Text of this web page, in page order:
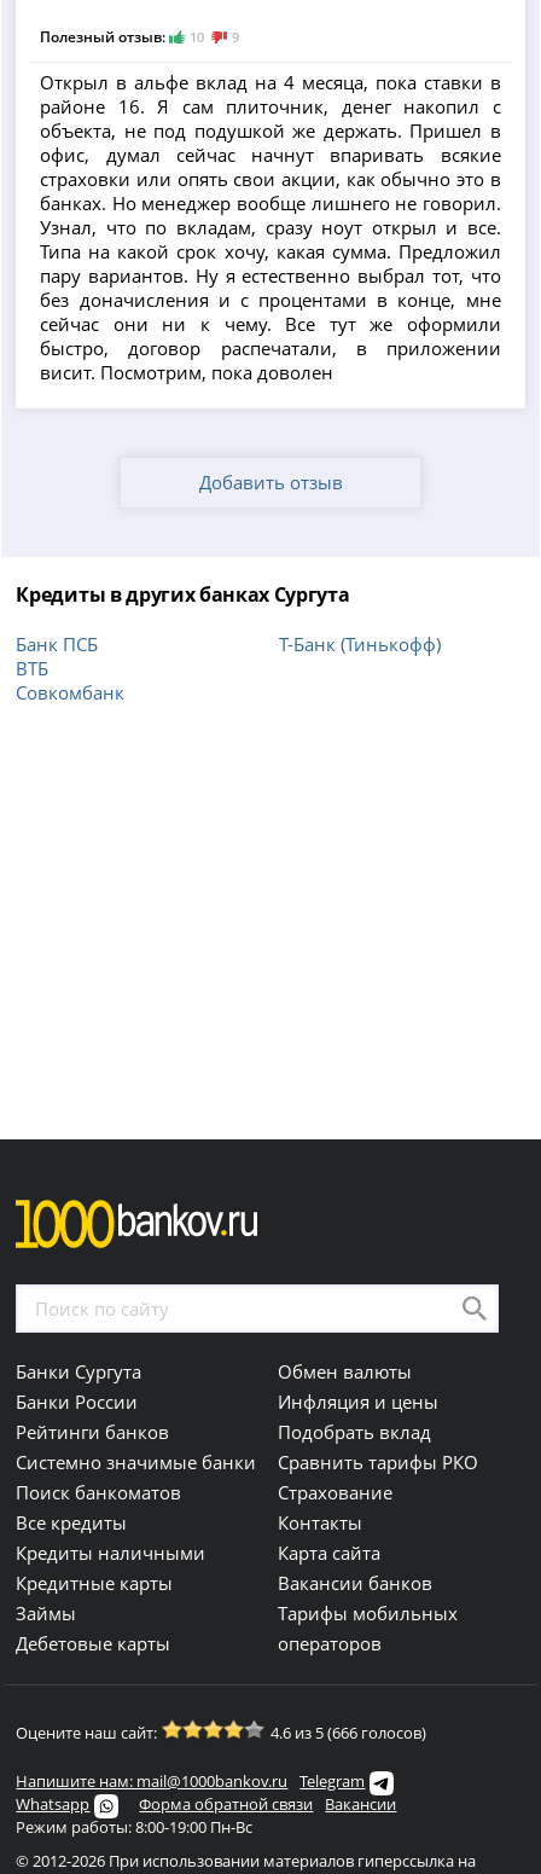
Полезный отзыв: 10 9
Открыл в альфе вклад на 4 месяца, пока ставки в
районе 16. Я сам плиточник, денег накопил с
объекта, не под подушкой же держать. Пришел в
офис, думал сейчас начнут впаривать всякие
страховки или опять свои акции, как обычно это в
банках. Но менеджер вообще лишнего не говорил.
Узнал, что по вкладам, сразу ноут открыл и все.
Типа на какой срок хочу, какая сумма. Предложил
пару вариантов. Ну я естественно выбрал тот, что
без доначисления и с процентами в конце, мне
сейчас они ни к чему. Все тут же оформили
быстро, договор распечатали, в приложении
висит. Посмотрим, пока доволен
Добавить отзыв
Кредиты в других банках Сургута
Банк ПСБ
ВТБ
Совкомбанк
Т-Банк (Тинькофф)
Банки Сургута
Банки России
Рейтинги банков
Системно значимые банки
Поиск банкоматов
Все кредиты
Кредиты наличными
Кредитные карты
Займы
Дебетовые карты
Обмен валюты
Инфляция и цены
Подобрать вклад
Сравнить тарифы РКО
Страхование
Контакты
Карта сайта
Вакансии банков
Тарифы мобильных
операторов
Оцените наш сайт: 4.6 из 5 (666 голосов)
Напишите нам: mail@1000bankov.ru
Telegram
Whatsapp
Форма обратной связи
Вакансии
Режим работы: 8:00-19:00 Пн-Вс
© 2012-2026 При использовании материалов гиперссылка на